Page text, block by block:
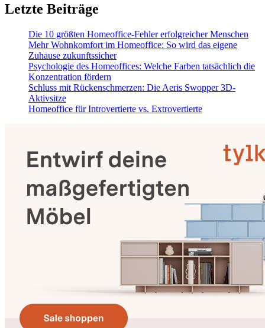
Letzte Beiträge
Die 10 größten Homeoffice-Fehler erfolgreicher Menschen
Mehr Wohnkomfort im Homeoffice: So wird das eigene
Zuhause zukunftssicher
Psychologie des Homeoffices: Welche Farben tatsächlich die
Konzentration fördern
Schluss mit Rückenschmerzen: Die Aeris Swopper 3D-
Aktivsitze
Homeoffice für Introvertierte vs. Extrovertierte